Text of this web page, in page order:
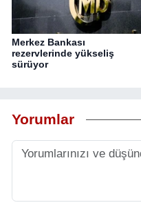
Merkez Bankası
rezervlerinde yükseliş
sürüyor
Yorumlar